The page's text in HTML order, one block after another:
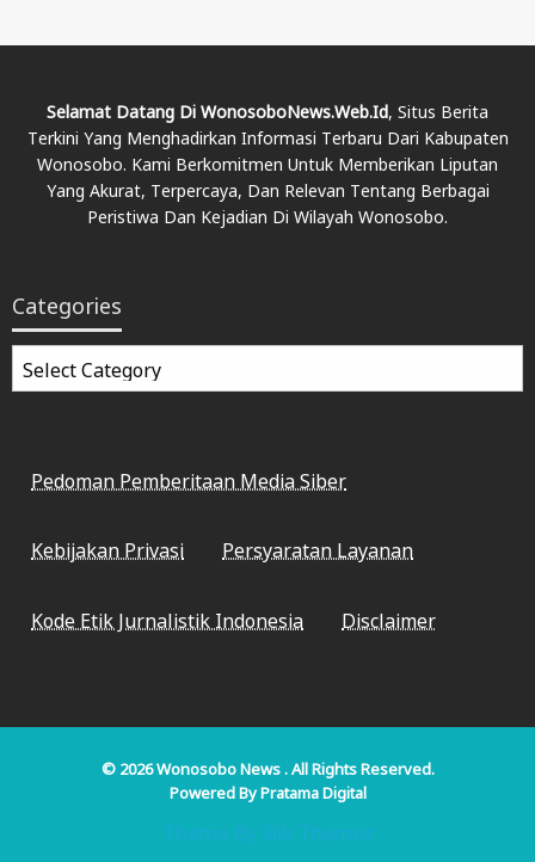
Selamat Datang Di WonosoboNews.web.id, Situs Berita
Terkini Yang Menghadirkan Informasi Terbaru Dari Kabupaten
Wonosobo. Kami Berkomitmen Untuk Memberikan Liputan
Yang Akurat, Terpercaya, Dan Relevan Tentang Berbagai
Peristiwa Dan Kejadian Di Wilayah Wonosobo.
Categories
Categories
Pedoman Pemberitaan Media Siber
Kebijakan Privasi Persyaratan Layanan
Kode Etik Jurnalistik Indonesia Disclaimer
© 2026Wonosobo News. All Rights Reserved.
Powered ByPratama Digital